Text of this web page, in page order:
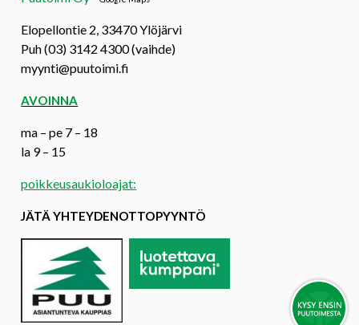
Elopellontie 2, 33470 Ylöjärvi
Puh (03) 3142 4300 (vaihde)
myynti@puutoimi.fi
AVOINNA
ma – pe 7 – 18
la 9 – 15
poikkeusaukioloajat:
JÄTÄ YHTEYDENOTTOPYYNTÖ